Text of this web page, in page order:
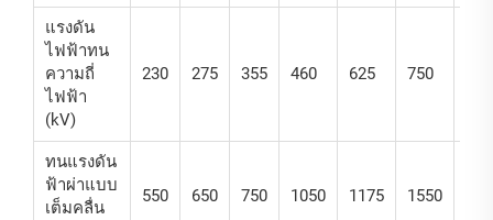
แรงดัน
ไฟฟ้าทน
ความถี่
ไฟฟ้า
(kV)
230 275 355 460 625 750
ทนแรงดัน
ฟ้าผ่าแบบ
เต็มคลื่น
550 650 750 1050 1175 1550